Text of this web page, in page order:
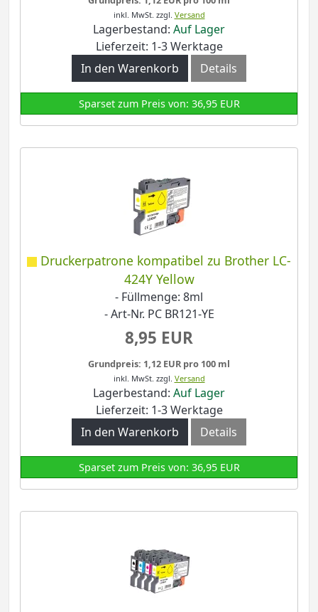
inkl. MwSt. zzgl. Versand
Lagerbestand: Auf Lager
Lieferzeit: 1-3 Werktage
In den Warenkorb
Details
Sparset zum Preis von: 36,95 EUR
Druckerpatrone kompatibel zu Brother LC-
424Y Yellow
- Füllmenge: 8ml
- Art-Nr. PC BR121-YE
8,95 EUR
Grundpreis: 1,12 EUR pro 100 ml
inkl. MwSt. zzgl. Versand
Lagerbestand: Auf Lager
Lieferzeit: 1-3 Werktage
In den Warenkorb
Details
Sparset zum Preis von: 36,95 EUR